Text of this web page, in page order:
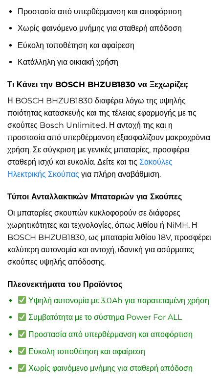
Προστασία από υπερθέρμανση και αποφόρτιση
Χωρίς φαινόμενο μνήμης για σταθερή απόδοση
Εύκολη τοποθέτηση και αφαίρεση
Κατάλληλη για οικιακή χρήση
Τι Κάνει την BOSCH BHZUB1830 να Ξεχωρίζει;
Η BOSCH BHZUB1830 διαφέρει λόγω της υψηλής
ποιότητας κατασκευής και της τέλειας εφαρμογής με τις
σκούπες Bosch Unlimited. Η αντοχή της και η
προστασία από υπερθέρμανση εξασφαλίζουν μακροχρόνια
χρήση. Σε σύγκριση με γενικές μπαταρίες, προσφέρει
σταθερή ισχύ και ευκολία. Δείτε και τις Σακούλες
Ηλεκτρικής Σκούπας για πλήρη αναβάθμιση.
Τύποι Ανταλλακτικών Μπαταριών για Σκούπες
Οι μπαταρίες σκουπών κυκλοφορούν σε διάφορες
χωρητικότητες και τεχνολογίες, όπως λιθίου ή NiMH. Η
BOSCH BHZUB1830, ως μπαταρία λιθίου 18V, προσφέρει
καλύτερη αυτονομία και αντοχή, ιδανική για ασύρματες
σκούπες υψηλής απόδοσης.
Πλεονεκτήματα του Προϊόντος
Υψηλή αυτονομία με 3.0Ah για παρατεταμένη χρήση
Συμβατότητα με το σύστημα Power For ALL
Προστασία από υπερθέρμανση και αποφόρτιση
Εύκολη τοποθέτηση και αφαίρεση
Χωρίς φαινόμενο μνήμης για σταθερή απόδοση